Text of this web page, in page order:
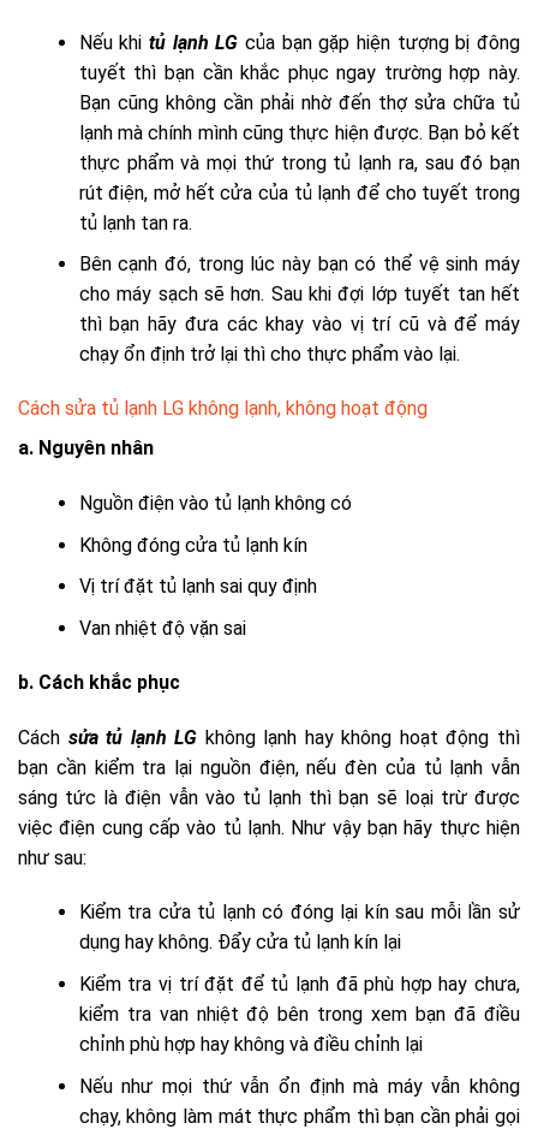
Nếu khitủ lạnh LG của bạn gặp hiện tượng bị đông
tuyết thì bạn cần khắc phục ngay trường hợp này.
Bạn cũng không cần phải nhờ đến thợ sửa chữa tủ
lạnh mà chính mình cũng thực hiện được. Bạn bỏ kết
thực phẩm và mọi thứ trong tủ lạnh ra, sau đó bạn
rút điện, mở hết cửa của tủ lạnh để cho tuyết trong
tủ lạnh tan ra.
Bên cạnh đó, trong lúc này bạn có thể vệ sinh máy
cho máy sạch sẽ hơn. Sau khi đợi lớp tuyết tan hết
thì bạn hãy đưa các khay vào vị trí cũ và để máy
chạy ổn định trở lại thì cho thực phẩm vào lại.
Cách sửa tủ lạnh LG không lạnh, không hoạt động
a. Nguyên nhân
Nguồn điện vào tủ lạnh không có
Không đóng cửa tủ lạnh kín
Vị trí đặt tủ lạnh sai quy định
Van nhiệt độ vặn sai
b. Cách khắc phục
Cách sửa tủ lạnh LG không lạnh hay không hoạt động thì
bạn cần kiểm tra lại nguồn điện, nếu đèn của tủ lạnh vẫn
sáng tức là điện vẫn vào tủ lạnh thì bạn sẽ loại trừ được
việc điện cung cấp vào tủ lạnh. Như vậy bạn hãy thực hiện
như sau:
Kiểm tra cửa tủ lạnh có đóng lại kín sau mỗi lần sử
dụng hay không. Đẩy cửa tủ lạnh kín lại
Kiểm tra vị trí đặt để tủ lạnh đã phù hợp hay chưa,
kiểm tra van nhiệt độ bên trong xem bạn đã điều
chỉnh phù hợp hay không và điều chỉnh lại
Nếu như mọi thứ vẫn ổn định mà máy vẫn không
chạy, không làm mát thực phẩm thì bạn cần phải gọi